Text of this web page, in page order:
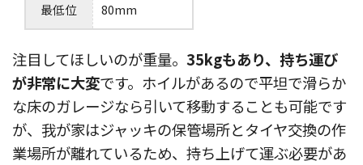
最低位 80mm
注目してほしいのが重量。 35kgもあり、持ち運び
が非常に大変です。ホイルがあるので平坦で滑らか
な床のガレージなら引いて移動することも可能です
が、我が家はジャッキの保管場所とタイヤ交換の作
業場所が離れているため、持ち上げて運ぶ必要があ